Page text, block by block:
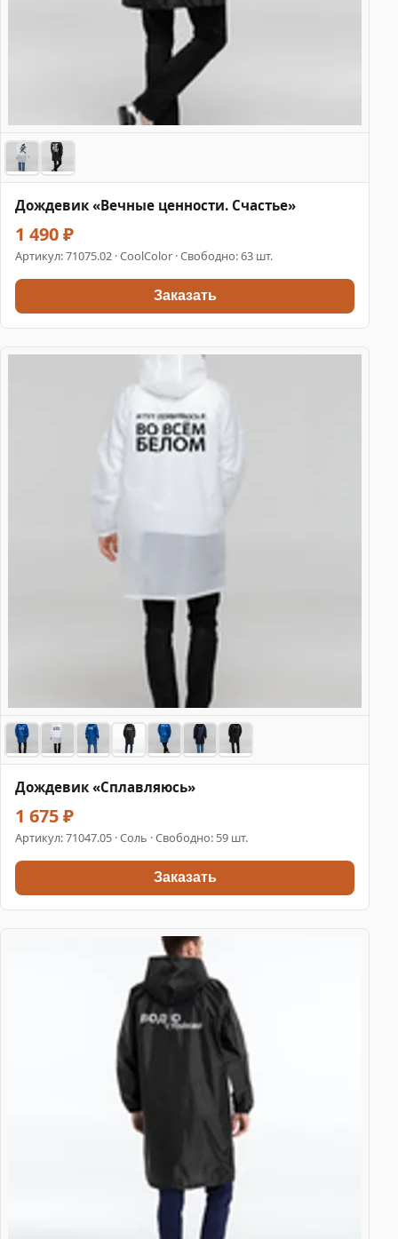
Дождевик «Вечные ценности. Счастье»
1 490 ₽
Артикул:71075.02 · CoolColor · Свободно: 63 шт.
Заказать
Дождевик «Сплавляюсь»
1 675 ₽
Артикул:71047.05 · Соль · Свободно: 59 шт.
Заказать